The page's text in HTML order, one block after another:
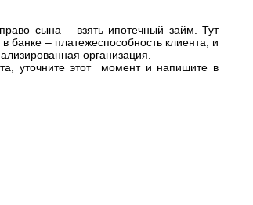
сына – взять ипотечный займ. Тут
банке – платежеспособность клиента, и
организация.
уточните этот момент и напишите в